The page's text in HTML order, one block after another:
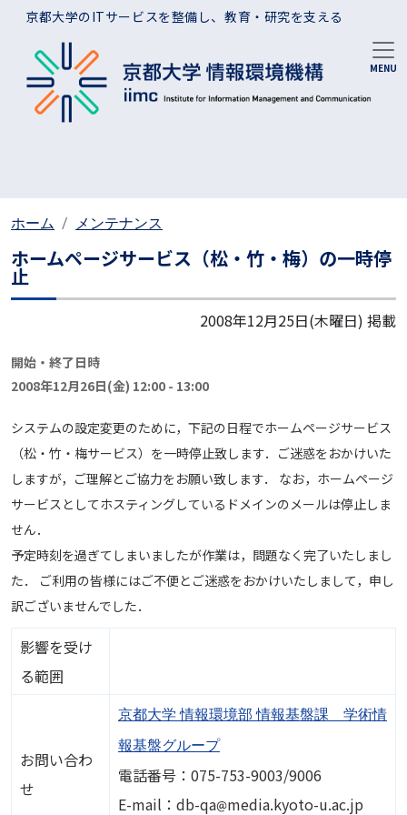
メインコンテンツに移動
京都大学のITサービスを整備し、教育・研究を支える
ホーム メンテナンス
ホームページサービス（松・竹・梅）の一時停
止
2008年12月25日(木曜日) 掲載
開始・終了日時
2008年12月26日(金) 12:00 - 13:00
システムの設定変更のために，下記の日程でホームページサービス
（松・竹・梅サービス）を一時停止致します．ご迷惑をおかけいた
しますが，ご理解とご協力をお願い致します． なお，ホームページ
サービスとしてホスティングしているドメインのメールは停止しま
せん．
予定時刻を過ぎてしまいましたが作業は，問題なく完了いたしまし
た． ご利用の皆様にはご不便とご迷惑をおかけいたしまして，申し
訳ございませんでした．
影響を受け
る範囲
お問い合わ
せ
京都大学 情報環境部 情報基盤課 学術情
報基盤グループ
電話番号：075-753-9003/9006
E-mail：db-qa画像media.kyoto-u.ac.jp